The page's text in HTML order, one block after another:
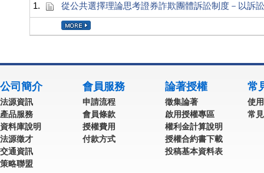
1.
從公共選擇理論思考證券詐欺團體訴訟制度－以訴
公司簡介
法源資訊
產品服務
資料庫說明
法源徵才
交通資訊
策略聯盟
會員服務
申請流程
會員條款
授權費用
付款方式
論著授權
徵集論著
啟用授權專區
權利金計算說明
授權合約書下載
投稿基本資料表
常
使
常